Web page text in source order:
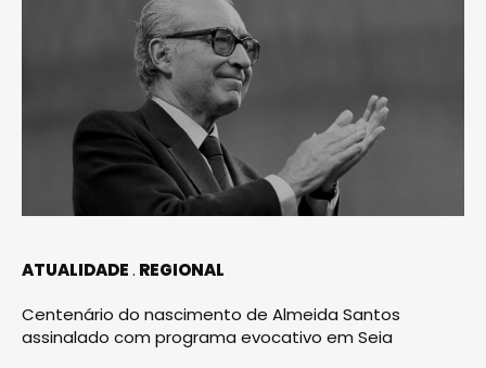
ATUALIDADE REGIONAL
Centenário do nascimento de Almeida Santos
assinalado com programa evocativo em Seia